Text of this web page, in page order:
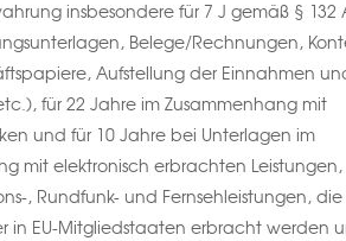
insbesondere für 7 J gemäß § 132
Belege/Rechnungen,
Aufstellung der Einnahmen
für 22 Jahre im Zusammenhang mit
und für 10 Jahre bei Unterlagen im
mit elektronisch erbrachten Leistungen,
, Rundfunk- und Fernsehleistungen,
in EU-Mitgliedstaaten erbracht werden